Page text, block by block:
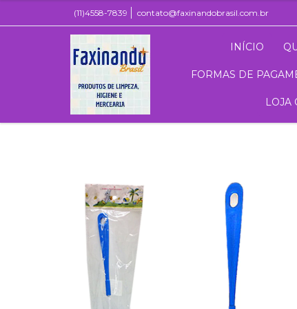
(11)4558-7839 contato@faxinandobrasil.com.br
INÍCIO
FORMAS DE
LOJA